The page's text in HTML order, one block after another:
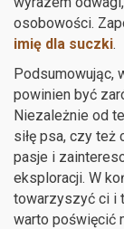
osobowości.
imię dla suczki.
Podsumowując,
powinien być
Niezależnie od
siłę psa, czy
pasje i
eksploracji. W
towarzyszyć ci i
warto poświęcić